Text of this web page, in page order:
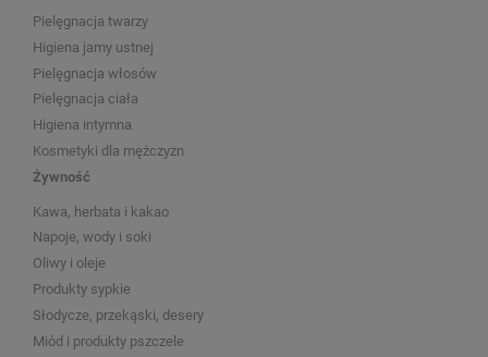
Pielęgnacja twarzy
Higiena jamy ustnej
Pielęgnacja włosów
Pielęgnacja ciała
Higiena intymna
Kosmetyki dla mężczyzn
Żywność
Kawa, herbata i kakao
Napoje, wody i soki
Oliwy i oleje
Produkty sypkie
Słodycze, przekąski, desery
Miód i produkty pszczele